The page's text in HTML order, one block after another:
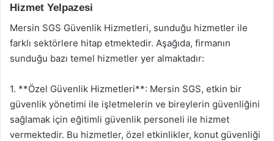
Hizmet Yelpazesi
Mersin SGS Güvenlik Hizmetleri, sunduğu hizmetler ile
farklı sektörlere hitap etmektedir. Aşağıda, firmanın
sunduğu bazı temel hizmetler yer almaktadır:
1. **Özel Güvenlik Hizmetleri**: Mersin SGS, etkin bir
güvenlik yönetimi ile işletmelerin ve bireylerin güvenliğini
sağlamak için eğitimli güvenlik personeli ile hizmet
vermektedir. Bu hizmetler, özel etkinlikler, konut güvenliği